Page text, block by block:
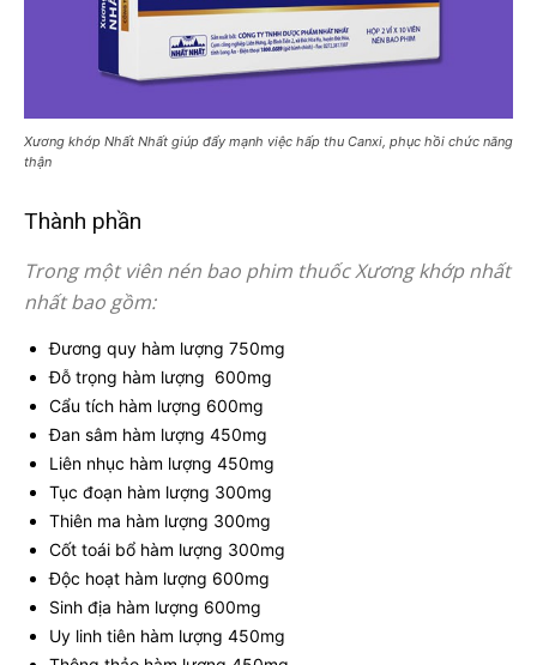
Xương khớp Nhất Nhất giúp đẩy mạnh việc hấp thu Canxi, phục hồi chức năng
thận
Thành phần
Trong một viên nén bao phim thuốc Xương khớp nhất
nhất bao gồm:
Đương quy hàm lượng 750mg
Đỗ trọng hàm lượng 600mg
Cẩu tích hàm lượng 600mg
Đan sâm hàm lượng 450mg
Liên nhục hàm lượng 450mg
Tục đoạn hàm lượng 300mg
Thiên ma hàm lượng 300mg
Cốt toái bổ hàm lượng 300mg
Độc hoạt hàm lượng 600mg
Sinh địa hàm lượng 600mg
Uy linh tiên hàm lượng 450mg